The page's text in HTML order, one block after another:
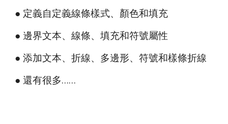
● 定義自定義線條樣式、顏色和填充
● 邊界文本、線條、填充和符號屬性
● 添加文本、折線、多邊形、符號和樣條折線
● 還有很多……